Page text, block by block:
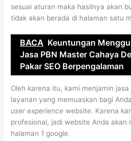
sesuai aturan maka hasilnya akan
tidak akan berada di halaman satu
BACA Keuntungan
Jasa PBN Master Cahaya
Pakar SEO Berpengalaman
Oleh karena itu, kami menjamin
layanan yang memuaskan bagi
user experience website. Karena
profesional, jadi website Anda akan
halaman 1 google.